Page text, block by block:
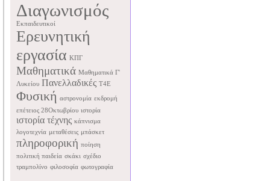
Διαγωνισμός
Εκπαιδευτικοί
Ερευνητική
εργασία ΚΠΓ
Μαθηματικά Μαθηματικά Γ'
Λυκείου Πανελλαδικές Τ4Ε
Φυσική αστρονομία εκδρομή
επέτειος 28Οκτωβρίου ιστορία
ιστορία τέχνης κάπνισμα
λογοτεχνία μεταθέσεις μπάσκετ
πληροφορική ποίηση
πολιτική παιδεία σκάκι σχέδιο
τραμπολίνο φιλοσοφία φωτογραφία